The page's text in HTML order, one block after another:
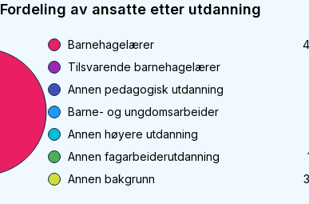
Fordeling av ansatte etter utdanning
Barnehagelærer
Tilsvarende barnehagelærer
Annen pedagogisk utdanning
Barne- og ungdomsarbeider
Annen høyere utdanning
Annen fagarbeiderutdanning
Annen bakgrunn